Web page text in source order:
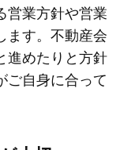
営業方針や営業
ます。不動産会
進めたりと方針
ご自身に合って